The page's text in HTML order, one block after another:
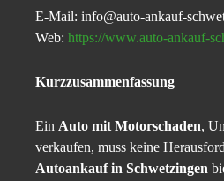
E-Mail: info@auto-ankauf-
Web: https://www.auto-ankauf-
Kurzzusammenfassung
Ein Auto mit Motorschaden,
verkaufen, muss keine
Autoankauf in Schwetzingen